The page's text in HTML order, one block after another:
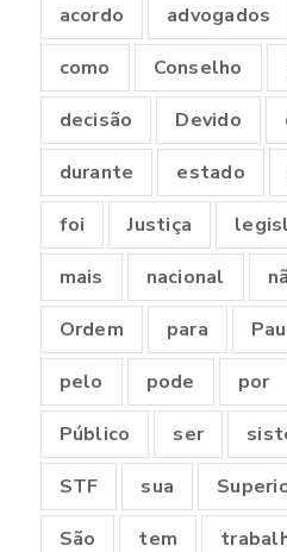
acordo advogados
como
Conselho
decisão
Devido
durante
estado
foi
Justiça
mais
nacional
Ordem
para
pelo
pode por
Público
ser
STF
sua
São
tem